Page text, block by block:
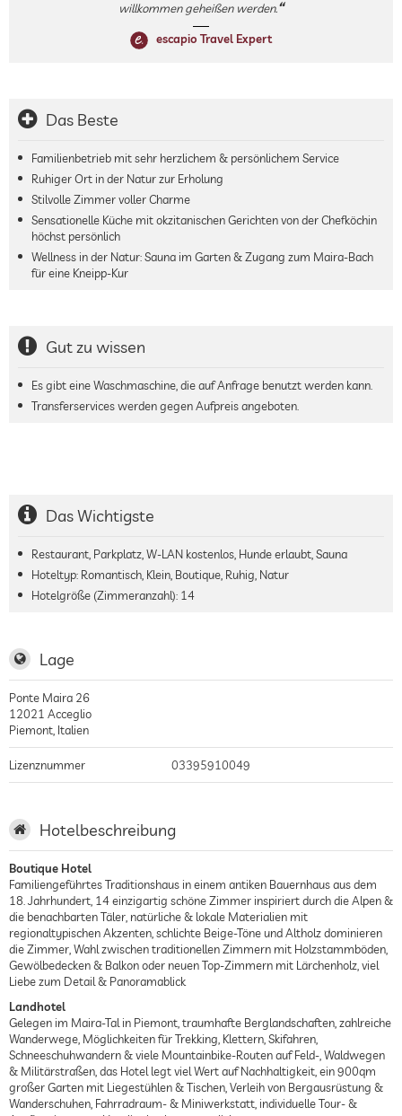
willkommen geheißen werden.
escapio Travel Expert
Das Beste
Familienbetrieb mit sehr herzlichem & persönlichem Service
Ruhiger Ort in der Natur zur Erholung
Stilvolle Zimmer voller Charme
Sensationelle Küche mit okzitanischen Gerichten von der Chefköchin
höchst persönlich
Wellness in der Natur: Sauna im Garten & Zugang zum Maira-Bach
für eine Kneipp-Kur
Gut zu wissen
Es gibt eine Waschmaschine, die auf Anfrage benutzt werden kann.
Transferservices werden gegen Aufpreis angeboten.
Das Wichtigste
Restaurant, Parkplatz, W-LAN kostenlos, Hunde erlaubt, Sauna
Hoteltyp: Romantisch, Klein, Boutique, Ruhig, Natur
Hotelgröße (Zimmeranzahl): 14
Lage
Ponte Maira 26
12021 Acceglio
Piemont Italien
Lizenznummer 03395910049
Hotelbeschreibung
Boutique Hotel
Familiengeführtes Traditionshaus in einem antiken Bauernhaus aus dem
18. Jahrhundert, 14 einzigartig schöne Zimmer inspiriert durch die Alpen &
die benachbarten Täler, natürliche & lokale Materialien mit
regionaltypischen Akzenten, schlichte Beige-Töne und Altholz dominieren
die Zimmer, Wahl zwischen traditionellen Zimmern mit Holzstammböden,
Gewölbedecken & Balkon oder neuen Top-Zimmern mit Lärchenholz, viel
Liebe zum Detail & Panoramablick
Landhotel
Gelegen im Maira-Tal in Piemont, traumhafte Berglandschaften, zahlreiche
Wanderwege, Möglichkeiten für Trekking, Klettern, Skifahren,
Schneeschuhwandern & viele Mountainbike-Routen auf Feld-, Waldwegen
& Militärstraßen, das Hotel legt viel Wert auf Nachhaltigkeit, ein 900qm
großer Garten mit Liegestühlen & Tischen, Verleih von Bergausrüstung &
Wanderschuhen, Fahrradraum- & Miniwerkstatt, individuelle Tour- &